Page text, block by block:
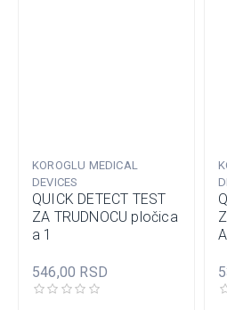
KOROGLU MEDICAL
DEVICES
QUICK DETECT TEST
ZA TRUDNOCU pločica
a 1
546,00 RSD